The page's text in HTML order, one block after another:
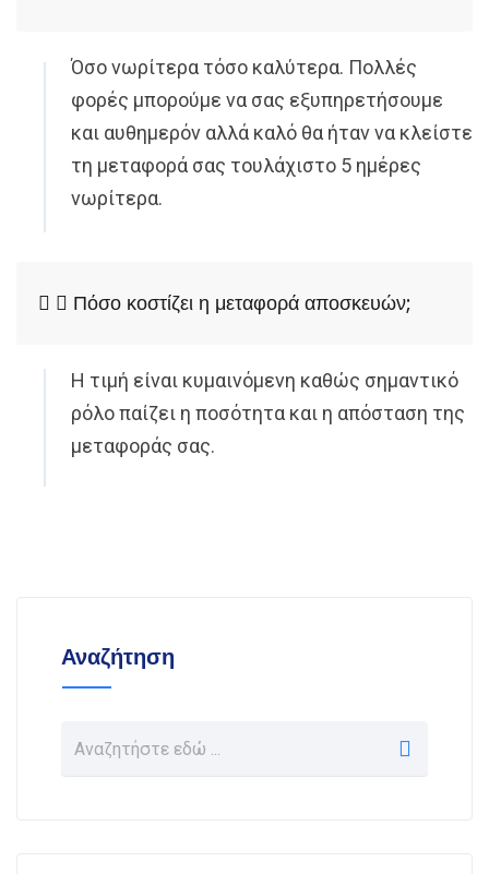
Όσο νωρίτερα τόσο καλύτερα. Πολλές
φορές μπορούμε να σας εξυπηρετήσουμε
και αυθημερόν αλλά καλό θα ήταν να κλείστε
τη μεταφορά σας τουλάχιστο 5 ημέρες
νωρίτερα.
Πόσο κοστίζει η μεταφορά αποσκευών;
Η τιμή είναι κυμαινόμενη καθώς σημαντικό
ρόλο παίζει η ποσότητα και η απόσταση της
μεταφοράς σας.
Αναζήτηση